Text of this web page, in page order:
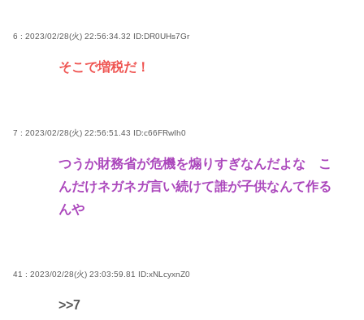
6 : 2023/02/28(火) 22:56:34.32 ID:DR0UHs7Gr
そこで増税だ！
7 : 2023/02/28(火) 22:56:51.43 ID:c66FRwIh0
つうか財務省が危機を煽りすぎなんだよな こ
んだけネガネガ言い続けて誰が子供なんて作る
んや
41 : 2023/02/28(火) 23:03:59.81 ID:xNLcyxnZ0
>>7